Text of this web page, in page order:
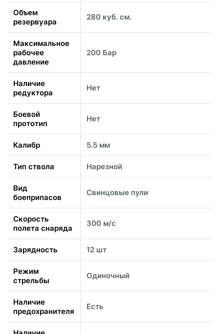
Объем
резервуара
280 куб. см.
Максимальное
рабочее
давление
200 Бар
Наличие
редуктора
Нет
Боевой
прототип
Нет
Калибр 5.5 мм
Тип ствола Нарезной
Вид
боеприпасов
Свинцовые пули
Скорость
полета снаряда
300 м/с
Зарядность 12 шт
Режим
стрельбы
Одиночный
Наличие
предохранителя
Есть